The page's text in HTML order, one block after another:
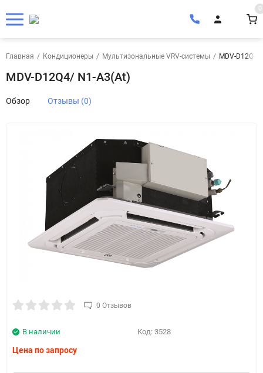
0
Главная / Кондиционеры / Мультизональные VRV-системы / MDV-
MDV-D12Q4/ N1-A3(At)
Обзор Отзывы (0)
0 Отзывов
Код: 3528
В наличии
Цена по запросу